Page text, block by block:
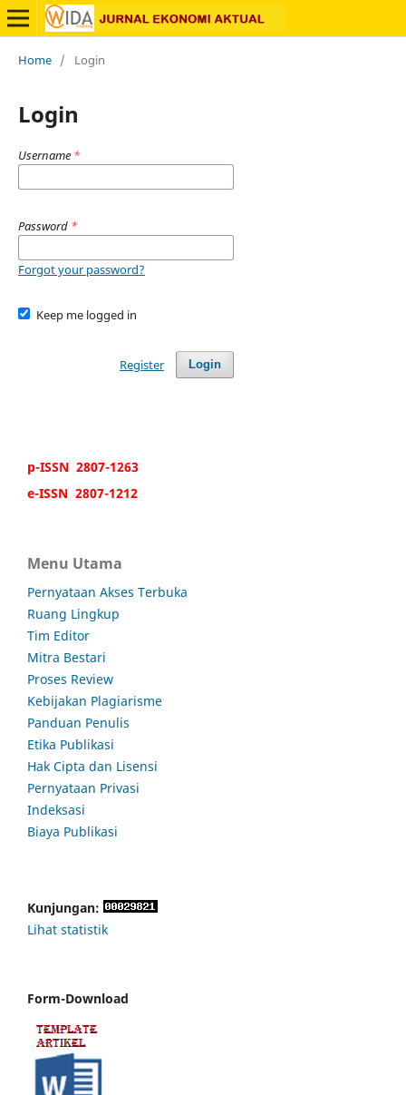
Home / Login
Login
Username *
Password *
Forgot your password?
Keep me logged in
Login
Register
p-ISSN 2807-1263
e-ISSN 2807-1212
Menu Utama
Pernyataan Akses Terbuka
Ruang Lingkup
Tim Editor
Mitra Bestari
Proses Review
Kebijakan Plagiarisme
Panduan Penulis
Etika Publikasi
Hak Cipta dan Lisensi
Pernyataan Privasi
Indeksasi
Biaya Publikasi
Kunjungan:
Lihat statistik
Form-Download